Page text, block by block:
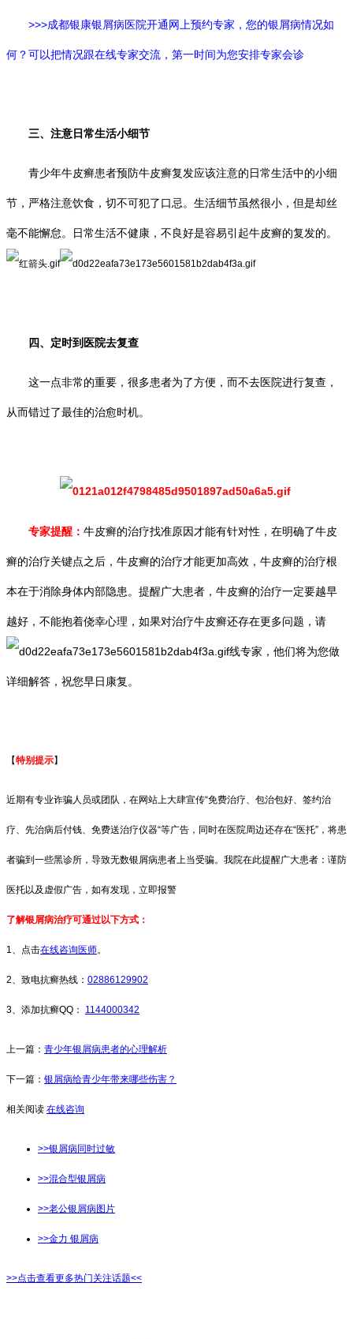
>>>成都银康银屑病医院开通网上预约专家，您的银屑病情况如
何？可以把情况跟在线专家交流，第一时间为您安排专家会诊
三、注意日常生活小细节
青少年牛皮癣患者预防牛皮癣复发应该注意的日常生活中的小细
节，严格注意饮食，切不可犯了口忌。生活细节虽然很小，但是却丝
毫不能懈怠。日常生活不健康，不良好是容易引起牛皮癣的复发的。
四、定时到医院去复查
这一点非常的重要，很多患者为了方便，而不去医院进行复查，
从而错过了最佳的治愈时机。
专家提醒： 牛皮癣的治疗找准原因才能有针对性，在明确了牛皮
癣的治疗关键点之后，牛皮癣的治疗才能更加高效，牛皮癣的治疗根
本在于消除身体内部隐患。提醒广大患者，牛皮癣的治疗一定要越早
越好，不能抱着侥幸心理，如果对治疗牛皮癣还存在更多问题，请
线专家，他们将为您做
详细解答，祝您早日康复。
【特别提示】
近期有专业诈骗人员或团队，在网站上大肆宣传“免费治疗、包治包好、签约治
疗、先治病后付钱、免费送治疗仪器“等广告，同时在医院周边还存在“医托”，将患
者骗到一些黑诊所，导致无数银屑病患者上当受骗。我院在此提醒广大患者：谨防
医托以及虚假广告，如有发现，立即报警
了解银屑病治疗可通过以下方式：
1、点击在线咨询医师。
2、致电抗癣热线： 02886129902
3、添加抗癣QQ： 1144000342
上一篇： 青少年银屑病患者的心理解析
下一篇： 银屑病给青少年带来哪些伤害？
相关阅读 在线咨询
>>银屑病同时过敏
>>混合型银屑病
>>老公银屑病图片
>>金力 银屑病
>>点击查看更多热门关注话题<<